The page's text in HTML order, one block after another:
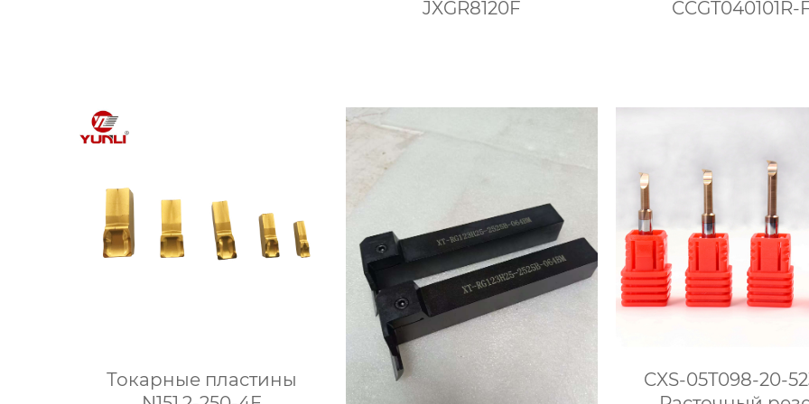
JXGR8120F
CCGT040101R-
Токарные пластины
CXS-05T098-20-